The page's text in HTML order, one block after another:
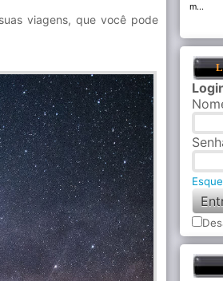
viagens, que você pode
m...